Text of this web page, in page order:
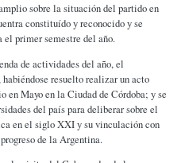
sobre la situación del partido en
constituído y reconocido y se
el primer semestre del año.
de actividades del año, el
resuelto realizar un acto
Mayo en la Ciudad de Córdoba; y se
del país para deliberar sobre el
en el siglo XXI y su vinculación con
de la Argentina.